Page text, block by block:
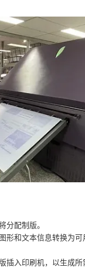
分配制版。
形和文本信息转换为
插入印刷机，以生成所